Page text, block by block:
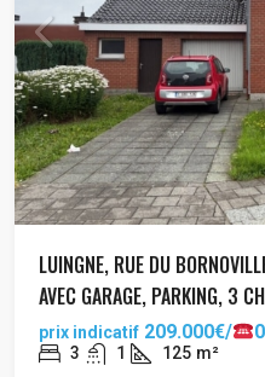
LUINGNE, RUE DU
AVEC GARAGE, PARKING, 3
prix indicatif 209.000€/
3 1 125 m²